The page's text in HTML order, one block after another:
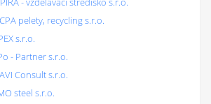
pelety, recycling s.r.o.
s.r.o.
- Partner s.r.o.
Consult s.r.o.
steel s.r.o.